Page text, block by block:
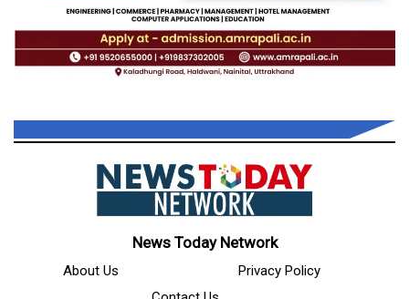
News Today Network
About Us
Privacy Policy